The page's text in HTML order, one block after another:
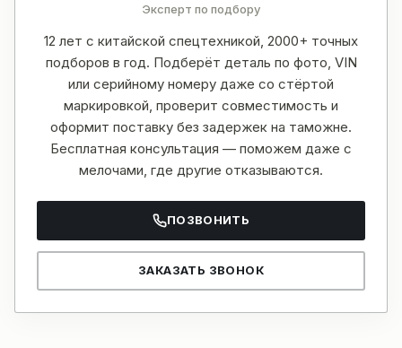
Эксперт по подбору
12 лет с китайской спецтехникой, 2000+ точных
подборов в год. Подберёт деталь по фото, VIN
или серийному номеру даже со стёртой
маркировкой, проверит совместимость и
оформит поставку без задержек на таможне.
Бесплатная консультация — поможем даже с
мелочами, где другие отказываются.
ПОЗВОНИТЬ
ЗАКАЗАТЬ ЗВОНОК